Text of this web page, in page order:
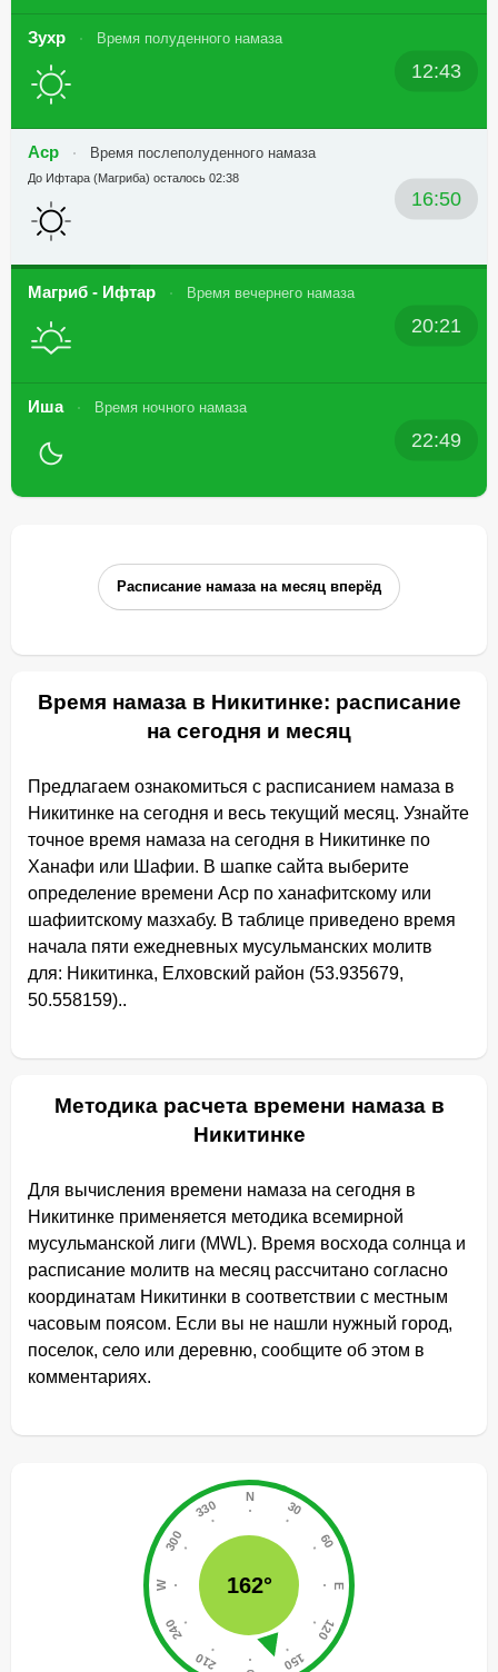
Зухр Время полуденного намаза
12:43
Аср Время послеполуденного намаза
16:50
До Ифтара (Магриба) осталось 02:38
Магриб - Ифтар Время вечернего намаза
20:21
Иша Время ночного намаза
22:49
Расписание намаза на месяц вперёд
Время намаза в Никитинке: расписание
на сегодня и месяц
Предлагаем ознакомиться с расписанием намаза в
Никитинке на сегодня и весь текущий месяц. Узнайте
точное время намаза на сегодня в Никитинке по
Ханафи или Шафии. В шапке сайта выберите
определение времени Аср по ханафитскому или
шафиитскому мазхабу. В таблице приведено время
начала пяти ежедневных мусульманских молитв
для: Никитинка, Елховский район (53.935679,
50.558159)..
Методика расчета времени намаза в
Никитинке
Для вычисления времени намаза на сегодня в
Никитинке применяется методика всемирной
мусульманской лиги (MWL). Время восхода солнца и
расписание молитв на месяц рассчитано согласно
координатам Никитинки в соответствии с местным
часовым поясом. Если вы не нашли нужный город,
поселок, село или деревню, сообщите об этом в
комментариях.
162°